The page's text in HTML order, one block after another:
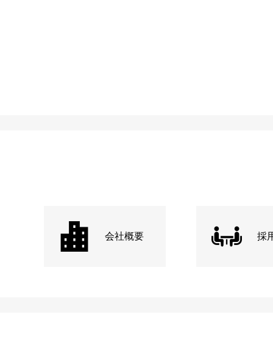
会社概要 採